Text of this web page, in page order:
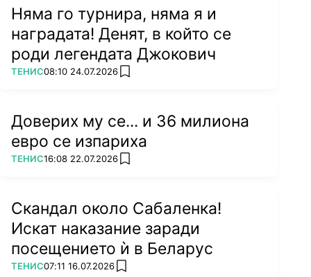
Няма го турнира, няма я и
наградата! Денят, в който се
роди легендата Джокович
ПОВЕЧЕ ОТ
ТЕНИС08:10 24.07.2026 add favorites
Доверих му се... и 36 милиона
евро се изпариха
ПОВЕЧЕ ОТ
ТЕНИС16:08 22.07.2026 add favorites
Скандал около Сабаленка!
Искат наказание заради
посещението ѝ в Беларус
ПОВЕЧЕ ОТ
ТЕНИС07:11 16.07.2026 add favorites